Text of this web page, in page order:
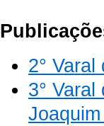
2°
3°